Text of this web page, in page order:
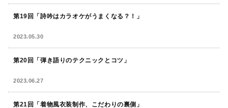
第19回「詩吟はカラオケがうまくなる？！」
2023.05.30
第20回「弾き語りのテクニックとコツ」
2023.06.27
第21回「着物風衣装制作、こだわりの裏側」